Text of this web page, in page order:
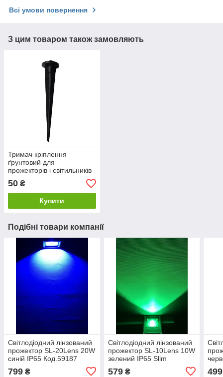
Всі умови повернення
З цим товаром також замовляють
Тримач кріплення
ґрунтовий для
прожекторів і світильників
Код.59258
50 ₴
Купити
Подібні товари компанії
Світлодіодний лінзований
прожектор SL-20Lens 20W
синій IP65 Код.59187
799 ₴
Світлодіодний лінзований
прожектор SL-10Lens 10W
зелений IP65 Slim
579₴ 499